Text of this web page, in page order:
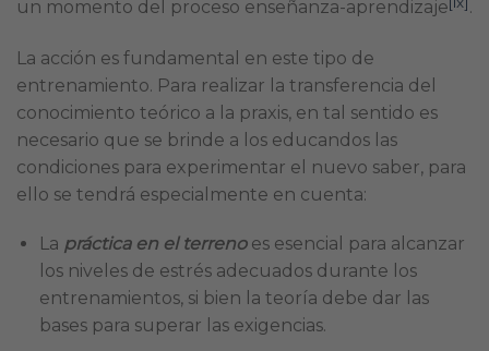
un momento del proceso enseñanza-aprendizaje
.
La acción es fundamental en este tipo de
entrenamiento. Para realizar la transferencia del
conocimiento teórico a la praxis, en tal sentido es
necesario que se brinde a los educandos las
condiciones para experimentar el nuevo saber, para
ello se tendrá especialmente en cuenta:
La prácticaenel terrenoes esencial para alcanzar
los niveles de estrés adecuados durante los
entrenamientos, si bien la teoría debe dar las
bases para superar las exigencias.